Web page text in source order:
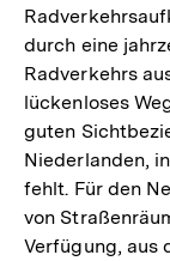
durch eine
Radverkehrs
lückenloses
guten
Niederlanden,
fehlt. Für den
von
Verfügung, aus